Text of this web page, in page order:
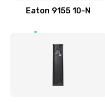
Eaton 9155 10-N